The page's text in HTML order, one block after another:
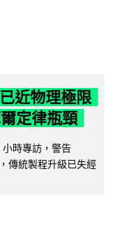
近物理極限
定律瓶頸
時專訪，警告
傳統製程升級已失經